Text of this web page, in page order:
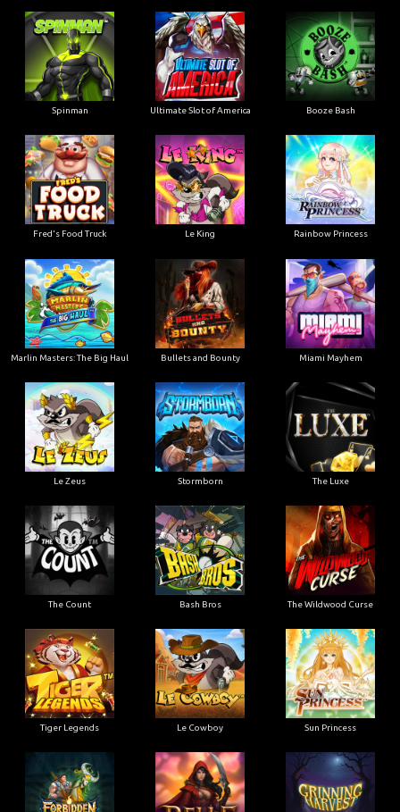
Spinman Ultimate Slot of America Booze Bash
Fred's Food Truck Le King Rainbow Princess
Marlin Masters: The Big Haul Bullets and Bounty Miami Mayhem
Le Zeus Stormborn The Luxe
The Count Bash Bros The Wildwood Curse
Tiger Legends Le Cowboy Sun Princess